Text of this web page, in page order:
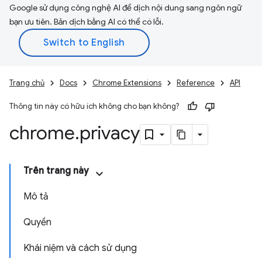
Google sử dụng công nghệ AI để dịch nội dung sang ngôn ngữ
bạn ưu tiên. Bản dịch bằng AI có thể có lỗi.
Trang chủ Docs Chrome Extensions Reference API
Thông tin này có hữu ích không cho bạn không?
chrome.privacy
Trên trang này
Mô tả
Quyền
Khái niệm và cách sử dụng